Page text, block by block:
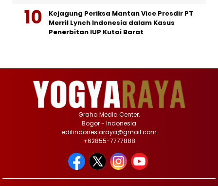
Kejagung Periksa Mantan Vice Presdir PT
Merril Lynch Indonesia dalam Kasus
Penerbitan IUP Kutai Barat
Graha Media Center,
Bogor - Indonesia
editindonesiaraya@gmail.com
+62855-7777888